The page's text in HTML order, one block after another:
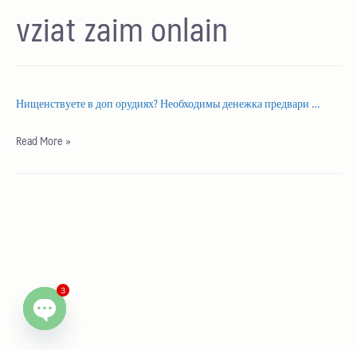
vziat zaim onlain
Нищенствуете в доп орудиях? Необходимы денежка предвари …
Read More »
3